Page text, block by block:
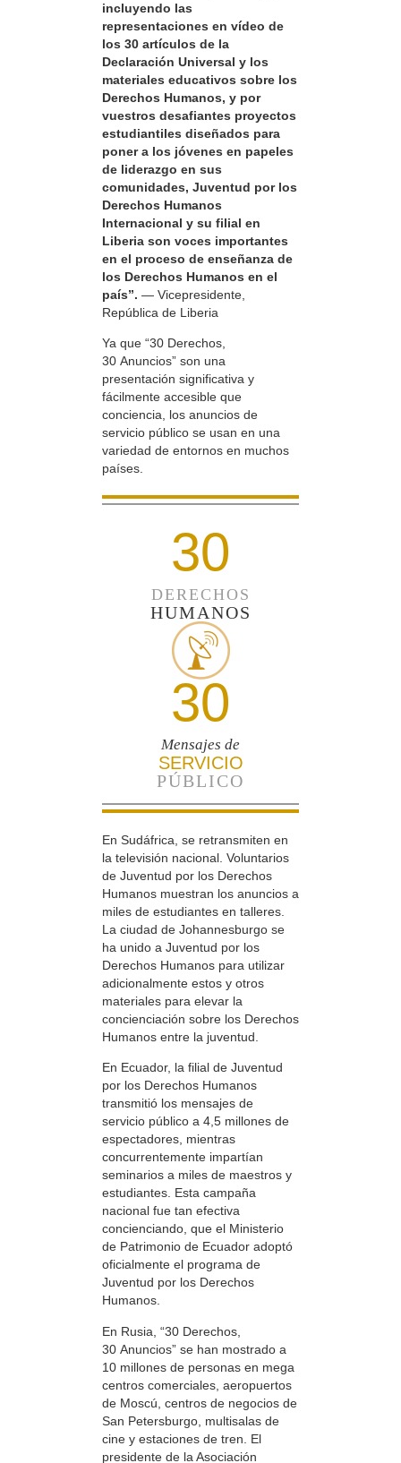
incluyendo las
representaciones en vídeo de
los 30 artículos de la
Declaración Universal y los
materiales educativos sobre los
Derechos Humanos, y por
vuestros desafiantes proyectos
estudiantiles diseñados para
poner a los jóvenes en papeles
de liderazgo en sus
comunidades, Juventud por los
Derechos Humanos
Internacional y su filial en
Liberia son voces importantes
en el proceso de enseñanza de
los Derechos Humanos en el
país”. — Vicepresidente,
República de Liberia
Ya que “30 Derechos,
30 Anuncios” son una
presentación significativa y
fácilmente accesible que
conciencia, los anuncios de
servicio público se usan en una
variedad de entornos en muchos
países.
30
DERECHOS
HUMANOS
30
Mensajes de
SERVICIO
PÚBLICO
En Sudáfrica, se retransmiten en
la televisión nacional. Voluntarios
de Juventud por los Derechos
Humanos muestran los anuncios a
miles de estudiantes en talleres.
La ciudad de Johannesburgo se
ha unido a Juventud por los
Derechos Humanos para utilizar
adicionalmente estos y otros
materiales para elevar la
concienciación sobre los Derechos
Humanos entre la juventud.
En Ecuador, la filial de Juventud
por los Derechos Humanos
transmitió los mensajes de
servicio público a 4,5 millones de
espectadores, mientras
concurrentemente impartían
seminarios a miles de maestros y
estudiantes. Esta campaña
nacional fue tan efectiva
concienciando, que el Ministerio
de Patrimonio de Ecuador adoptó
oficialmente el programa de
Juventud por los Derechos
Humanos.
En Rusia, “30 Derechos,
30 Anuncios” se han mostrado a
10 millones de personas en mega
centros comerciales, aeropuertos
de Moscú, centros de negocios de
San Petersburgo, multisalas de
cine y estaciones de tren. El
presidente de la Asociación